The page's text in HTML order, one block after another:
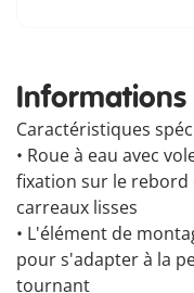
Caractéristiques
• Roue à eau avec
fixation sur le rebord
carreaux lisses
• L'élément de
pour s'adapter à la
tournant